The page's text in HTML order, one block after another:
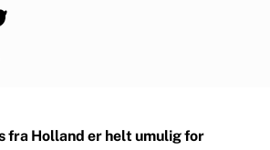
fra Holland er helt umulig for